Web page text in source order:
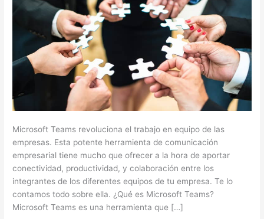
Microsoft Teams revoluciona el trabajo en equipo de las
empresas. Esta potente herramienta de comunicación
empresarial tiene mucho que ofrecer a la hora de aportar
conectividad, productividad, y colaboración entre los
integrantes de los diferentes equipos de tu empresa. Te lo
contamos todo sobre ella. ¿Qué es Microsoft Teams?
Microsoft Teams es una herramienta que […]